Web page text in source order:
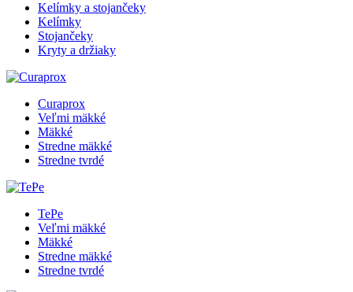
Kelímky a stojančeky
Kelímky
Stojančeky
Kryty a držiaky
Curaprox
Veľmi mäkké
Mäkké
Stredne mäkké
Stredne tvrdé
TePe
Veľmi mäkké
Mäkké
Stredne mäkké
Stredne tvrdé